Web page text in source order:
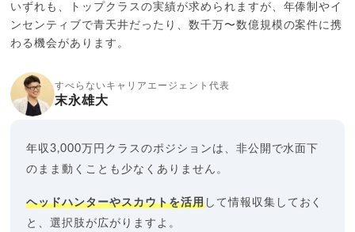
いずれも、トップクラスの実績が求められますが、年俸制やイ
ンセンティブで青天井だったり、数千万〜数億規模の案件に携
わる機会があります。
すべらないキャリアエージェント代表
末永雄大
年収3,000万円クラスのポジションは、非公開で水面下
のまま動くことも少なくありません。
ヘッドハンターやスカウトを活用して情報収集しておく
と、選択肢が広がりますよ。